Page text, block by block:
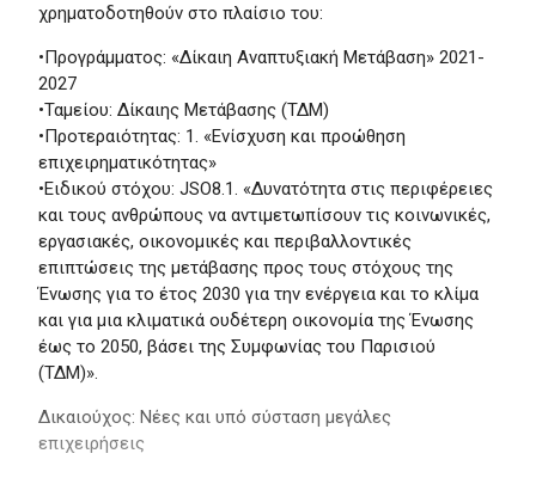
χρηματοδοτηθούν στο πλαίσιο του:
•Προγράμματος: «Δίκαιη Αναπτυξιακή Μετάβαση» 2021-
2027
•Ταμείου: Δίκαιης Μετάβασης (ΤΔΜ)
•Προτεραιότητας: 1. «Ενίσχυση και προώθηση
επιχειρηματικότητας»
•Ειδικού στόχου: JSO8.1. «Δυνατότητα στις περιφέρειες
και τους ανθρώπους να αντιμετωπίσουν τις κοινωνικές,
εργασιακές, οικονομικές και περιβαλλοντικές
επιπτώσεις της μετάβασης προς τους στόχους της
Ένωσης για το έτος 2030 για την ενέργεια και το κλίμα
και για μια κλιματικά ουδέτερη οικονομία της Ένωσης
έως το 2050, βάσει της Συμφωνίας του Παρισιού
(ΤΔΜ)».
Δικαιούχος: Νέες και υπό σύσταση μεγάλες
επιχειρήσεις